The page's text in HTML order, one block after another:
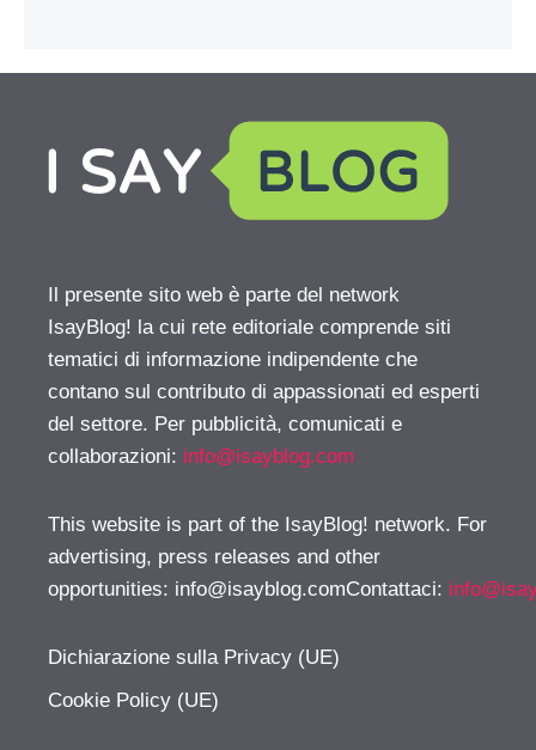
Il presente sito web è parte del network
IsayBlog! la cui rete editoriale comprende siti
tematici di informazione indipendente che
contano sul contributo di appassionati ed esperti
del settore. Per pubblicità, comunicati e
collaborazioni: info@isayblog.com
This website is part of the IsayBlog! network. For
advertising, press releases and other
opportunities: info@isayblog.comContattaci:
Dichiarazione sulla Privacy (UE)
Cookie Policy (UE)